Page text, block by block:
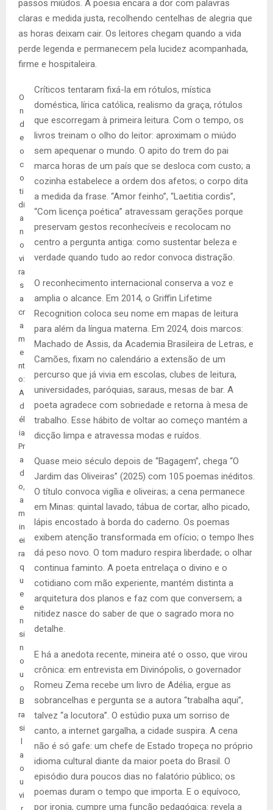
passos miúdos. A poesia encara a dor com palavras
claras e medida justa, recolhendo centelhas de alegria que
as horas deixam cair. Os leitores chegam quando a vida
perde legenda e permanecem pela lucidez acompanhada,
firme e hospitaleira.
O
n
d
e
o
c
o
ti
di
a
n
o
vi
ra
s
a
cr
a
m
e
nt
o:
A
d
él
ia
Pr
a
d
o,
a
m
in
ei
ra
q
u
e
e
n
si
n
o
u
o
B
ra
si
a
o
u
vi
Críticos tentaram fixá-la em rótulos, mística
doméstica, lírica católica, realismo da graça, rótulos
que escorregam à primeira leitura. Com o tempo, os
livros treinam o olho do leitor: aproximam o miúdo
sem apequenar o mundo. O apito do trem do pai
marca horas de um país que se desloca com custo; a
cozinha estabelece a ordem dos afetos; o corpo dita
a medida da frase. “Amor feinho”, “Laetitia cordis”,
“Com licença poética” atravessam gerações porque
preservam gestos reconhecíveis e recolocam no
centro a pergunta antiga: como sustentar beleza e
verdade quando tudo ao redor convoca distração.
O reconhecimento internacional conserva a voz e
amplia o alcance. Em 2014, o Griffin Lifetime
Recognition coloca seu nome em mapas de leitura
para além da língua materna. Em 2024, dois marcos:
Machado de Assis, da Academia Brasileira de Letras, e
Camões, fixam no calendário a extensão de um
percurso que já vivia em escolas, clubes de leitura,
universidades, paróquias, saraus, mesas de bar. A
poeta agradece com sobriedade e retorna à mesa de
trabalho. Esse hábito de voltar ao começo mantém a
dicção limpa e atravessa modas e ruídos.
Quase meio século depois de “Bagagem”, chega “O
Jardim das Oliveiras” (2025) com 105 poemas inéditos.
O título convoca vigília e oliveiras; a cena permanece
em Minas: quintal lavado, tábua de cortar, alho picado,
lápis encostado à borda do caderno. Os poemas
exibem atenção transformada em ofício; o tempo lhes
dá peso novo. O tom maduro respira liberdade; o olhar
continua faminto. A poeta entrelaça o divino e o
cotidiano com mão experiente, mantém distinta a
arquitetura dos planos e faz com que conversem; a
nitidez nasce do saber de que o sagrado mora no
detalhe.
E há a anedota recente, mineira até o osso, que virou
crônica: em entrevista em Divinópolis, o governador
Romeu Zema recebe um livro de Adélia, ergue as
sobrancelhas e pergunta se a autora “trabalha aqui”,
talvez “a locutora”. O estúdio puxa um sorriso de
canto, a internet gargalha, a cidade suspira. A cena
não é só gafe: um chefe de Estado tropeça no próprio
idioma cultural diante da maior poeta do Brasil. O
episódio dura poucos dias no falatório público; os
poemas duram o tempo que importa. E o equívoco,
por ironia, cumpre uma função pedagógica: revela a